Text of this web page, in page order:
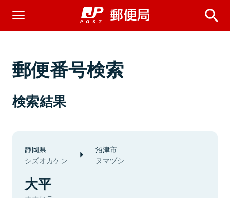
郵便番号検索
検索結果
静岡県
シズオカケン
沼津市
ヌマヅシ
大平